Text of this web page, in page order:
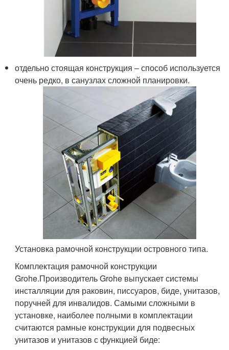
отдельно стоящая конструкция – способ используется
очень редко, в санузлах сложной планировки.
Установка рамочной конструкции островного типа.
Комплектация рамочной конструкции
Grohe.Производитель Grohe выпускает системы
инсталляции для раковин, писсуаров, биде, унитазов,
поручней для инвалидов. Самыми сложными в
установке, наиболее полными в комплектации
считаются рамные конструкции для подвесных
унитазов и унитазов с функцией биде: